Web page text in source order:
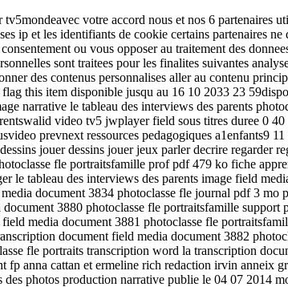
votre accord nous et nos 6 partenaires
ip et les identifiants de cookie certains partenaires
ou vous opposer au traitement des
sont traitees pour les finalites suivantes
des contenus personnalises aller au contenu
this item disponible jusqu au 16 10 2033 23
narrative le tableau des interviews des parents
video tv5 jwplayer field sous titres duree 0
prevnext ressources pedagogiques a1enfants9
jouer dessins jouer jeux parler decrire
fle portraitsfamille prof pdf 479 ko fiche
le tableau des interviews des parents image field
document 3834 photoclasse fle journal pdf 3
3880 photoclasse fle portraitsfamille
media document 3881 photoclasse fle
document field media document 3882
fle portraits transcription word la transcription
anna cattan et ermeline rich redaction irvin anneix
des photos production narrative publie le 04 07 2014